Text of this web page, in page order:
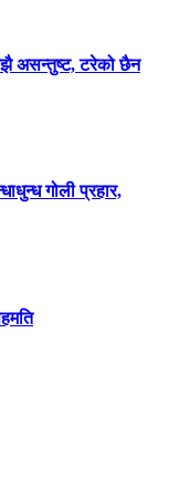
असन्तुष्ट, टरेको छैन
गोली प्रहार,